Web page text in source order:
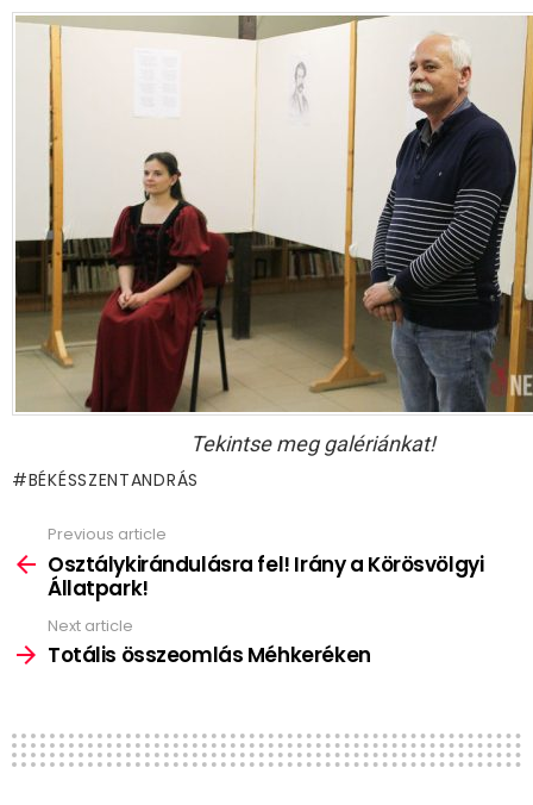
Tekintse meg galériánkat!
BÉKÉSSZENTANDRÁS
more
Previous article
Osztálykirándulásra fel! Irány a Körösvölgyi
Állatpark!
Next article
Totális összeomlás Méhkeréken